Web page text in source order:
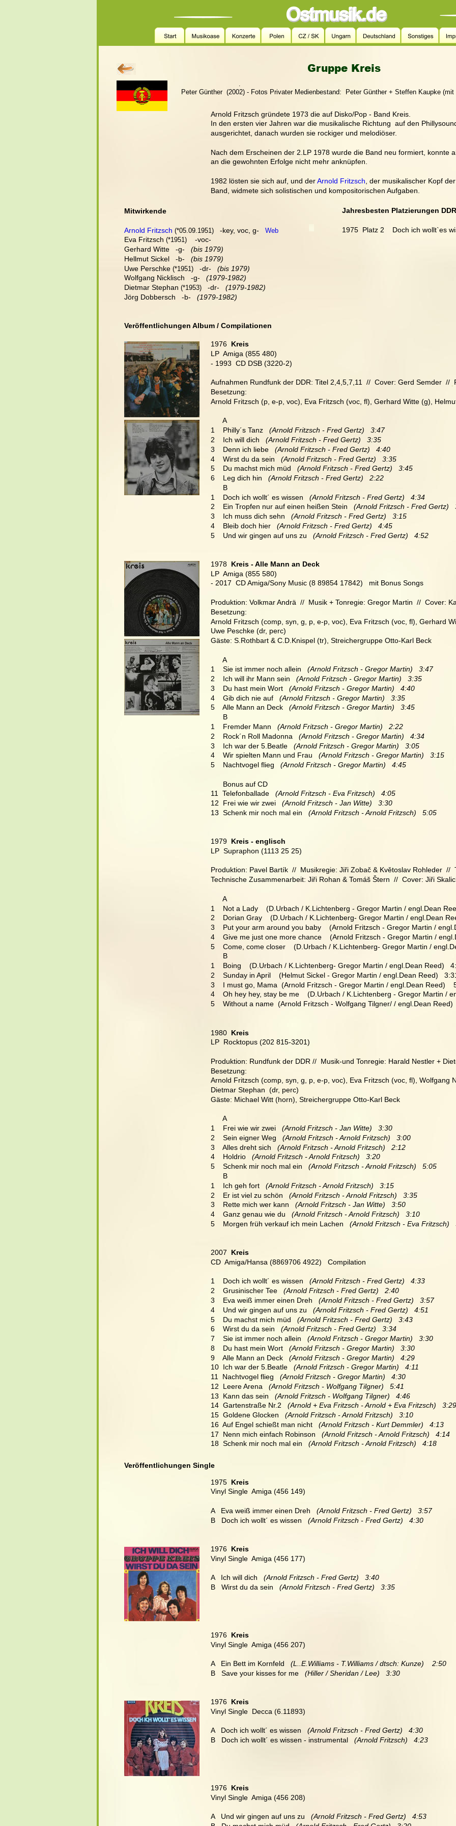
Gruppe Kreis
Peter Günther  (2002) - Fotos Privater Medienbestand:  Peter Günther + Steffen Kaupke (mit
.
Arnold Fritzsch gründete 1973 die auf Disko/Pop - Band Kreis.
In den ersten vier Jahren war die musikalische Richtung  auf den
ausgerichtet, danach wurden sie rockiger und melodiöser.
Nach dem Erscheinen der 2.LP 1978 wurde die Band neu formiert, konnte
an die gewohnten Erfolge nicht mehr anknüpfen.
1982 lösten sie sich auf, und der Arnold Fritzsch , der musikalischer Kopf
Band, widmete sich solistischen und kompositorischen Aufgaben.
Mitwirkende
Arnold Fritzsch (*05.09.1951)
   -key, voc, g-
Web
Eva Fritzsch (*1951) -voc-
Gerhard Witte   -g- (bis 1979)
Hellmut Sickel   -b- (bis 1979)
Uwe Perschke (*1951)
   -dr-
(bis 1979)
Wolfgang Nicklisch   -g- (1979-1982)
Dietmar Stephan (*1953)
   -dr-
(1979-1982)
Jörg Dobbersch   -b-
(1979-1982)
Veröffentlichungen Album / Compilationen
1976 Kreis
LP  Amiga (855 480)
- 1993  CD DSB (3220-2)
Aufnahmen Rundfunk der DDR: Titel 2,4,5,7,11  //  Cover: Gerd Semder  //
Besetzung:
Arnold Fritzsch (p, e-p, voc), Eva Fritzsch (voc, fl), Gerhard Witte (g),
      A
1    Philly´s Tanz
(Arnold Fritzsch - Fred Gertz)   3:47
2    Ich will dich (Arnold Fritzsch - Fred Gertz)   3:35
3    Denn ich liebe (Arnold Fritzsch - Fred Gertz)   4:40
4    Wirst du da sein (Arnold Fritzsch - Fred Gertz)   3:35
5    Du machst mich müd
(Arnold Fritzsch - Fred Gertz)   3:45
6    Leg dich hin (Arnold Fritzsch - Fred Gertz)   2:22
      B
1    Doch ich wollt´ es wissen (Arnold Fritzsch - Fred Gertz)   4:34
2    Ein Tropfen nur auf einen heißen Stein (Arnold Fritzsch - Fred Gertz)
3    Ich muss dich sehn (Arnold Fritzsch - Fred Gertz)   3:15
4    Bleib doch hier
(Arnold Fritzsch - Fred Gertz)   4:45
5    Und wir gingen auf uns zu (Arnold Fritzsch - Fred Gertz)   4:52
1978
  Kreis - Alle Mann an Deck
LP  Amiga (855 580)
- 2017  CD Amiga/Sony Music (8 89854 17842)   mit Bonus Songs
Produktion: Volkmar Andrä  //  Musik + Tonregie: Gregor Martin  //  Cover:
Besetzung:
Arnold Fritzsch (comp, syn, g, p, e-p, voc), Eva Fritzsch (voc, fl), Gerhard
Uwe Peschke (dr, perc)
Gäste: S.Rothbart & C.D.Knispel (tr), Streichergruppe Otto-Karl Beck
      A
1    Sie ist immer noch allein
(Arnold Fritzsch - Gregor Martin)   3:47
2    Ich will ihr Mann sein
(Arnold Fritzsch - Gregor Martin)   3:35
3    Du hast mein Wort (Arnold Fritzsch - Gregor Martin)   4:40
4    Gib dich nie auf (Arnold Fritzsch - Gregor Martin)   3:35
5    Alle Mann an Deck
(Arnold Fritzsch - Gregor Martin)   3:45
      B
1    Fremder Mann
(Arnold Fritzsch - Gregor Martin)   2:22
2    Rock´n Roll Madonna
(Arnold Fritzsch - Gregor Martin)   4:34
3    Ich war der 5.Beatle
(Arnold Fritzsch - Gregor Martin)   3:05
4    Wir spielten Mann und Frau
(Arnold Fritzsch - Gregor Martin)   3:15
5    Nachtvogel flieg
(Arnold Fritzsch - Gregor Martin)   4:45
      Bonus auf CD
11  Telefonballade
(Arnold Fritzsch - Eva Fritzsch)   4:05
12  Frei wie wir zwei (Arnold Fritzsch - Jan Witte)   3:30
13  Schenk mir noch mal ein (Arnold Fritzsch - Arnold Fritzsch)   5:05
1979
  Kreis - englisch
LP  Supraphon (1113 25 25)
Produktion: Pavel Bartík  //  Musikregie: Jiři Zobač & Květoslav Rohleder  //
Technische Zusammenarbeit: Jiři Rohan & Tomáš Štern  //  Cover: Jiři
      A
1    Not a Lady    (D.Urbach / K.Lichtenberg - Gregor Martin / engl.Dean
2    Dorian Gray    (D.Urbach / K.Lichtenberg- Gregor Martin / engl.Dean
3    Put your arm around you baby    (Arnold Fritzsch - Gregor Martin /
4    Give me just one more chance    (Arnold Fritzsch - Gregor Martin /
5    Come, come closer    (D.Urbach / K.Lichtenberg- Gregor Martin /
      B
1    Boing    (D.Urbach / K.Lichtenberg- Gregor Martin / engl.Dean Reed)
2    Sunday in April    (Helmut Sickel - Gregor Martin / engl.Dean Reed)
3    I must go, Mama  (Arnold Fritzsch - Gregor Martin / engl.Dean Reed)
4    Oh hey hey, stay be me    (D.Urbach / K.Lichtenberg - Gregor Martin /
5    Without a name  (Arnold Fritzsch - Wolfgang Tilgner/ / engl.Dean Reed)
1980
  Kreis
LP  Rocktopus (202 815-3201)
Produktion: Rundfunk der DDR //  Musik-und Tonregie: Harald Nestler +
Besetzung:
Arnold Fritzsch (comp, syn, g, p, e-p, voc), Eva Fritzsch (voc, fl), Wolfgang
Dietmar Stephan  (dr, perc)
Gäste: Michael Witt (horn), Streichergruppe Otto-Karl Beck
      A
1    Frei wie wir zwei
(Arnold Fritzsch - Jan Witte)   3:30
2    Sein eigner Weg
(Arnold Fritzsch - Arnold Fritzsch)   3:00
3    Alles dreht sich (Arnold Fritzsch - Arnold Fritzsch)   2:12
4    Holdrio (Arnold Fritzsch - Arnold Fritzsch)   3:20
5    Schenk mir noch mal ein (Arnold Fritzsch - Arnold Fritzsch)   5:05
      B
1    Ich geh fort
(Arnold Fritzsch - Arnold Fritzsch)   3:15
2    Er ist viel zu schön (Arnold Fritzsch - Arnold Fritzsch)   3:35
3    Rette mich wer kann (Arnold Fritzsch - Jan Witte)   3:50
4    Ganz genau wie du (Arnold Fritzsch - Arnold Fritzsch)   3:10
5    Morgen früh verkauf ich mein Lachen
(Arnold Fritzsch - Eva Fritzsch)
2007
  Kreis
CD  Amiga/Hansa (8869706 4922)   Compilation
1    Doch ich wollt´ es wissen
(Arnold Fritzsch - Fred Gertz)   4:33
2    Grusinischer Tee (Arnold Fritzsch - Fred Gertz)   2:40
3    Eva weiß immer einen Dreh
(Arnold Fritzsch - Fred Gertz)   3:57
4    Und wir gingen auf uns zu
  (Arnold Fritzsch - Fred Gertz)   4:51
5    Du machst mich müd (Arnold Fritzsch - Fred Gertz)   3:43
6    Wirst du da sein
(Arnold Fritzsch - Fred Gertz)   3:34
7    Sie ist immer noch allein
(Arnold Fritzsch - Gregor Martin)   3:30
8    Du hast mein Wort
(Arnold Fritzsch - Gregor Martin)   3:30
9    Alle Mann an Deck
(Arnold Fritzsch - Gregor Martin)   4:29
10  Ich war der 5.Beatle
(Arnold Fritzsch - Gregor Martin)   4:11
11  Nachtvogel flieg (Arnold Fritzsch - Gregor Martin)   4:30
12  Leere Arena
  (Arnold Fritzsch - Wolfgang Tilgner)   5:41
13  Kann das sein (Arnold Fritzsch - Wolfgang Tilgner)   4:46
14  Gartenstraße Nr.2 (Arnold + Eva Fritzsch - Arnold + Eva Fritzsch)   3:29
15  Goldene Glocken
(Arnold Fritzsch - Arnold Fritzsch)   3:10
16  Auf Engel schießt man nicht (Arnold Fritzsch - Kurt Demmler)   4:13
17  Nenn mich einfach Robinson (Arnold Fritzsch - Arnold Fritzsch)   4:14
18  Schenk mir noch mal ein (Arnold Fritzsch - Arnold Fritzsch)   4:18
1975 Kreis
Vinyl Single  Amiga (456 149)
A   Eva weiß immer einen Dreh (Arnold Fritzsch - Fred Gertz)   3:57
B   Doch ich wollt´ es wissen (Arnold Fritzsch - Fred Gertz)   4:30
1976
  Kreis
Vinyl Single  Amiga (456 177)
A   Ich will dich (Arnold Fritzsch - Fred Gertz)   3:40
B   Wirst du da sein
(Arnold Fritzsch - Fred Gertz)   3:35
1976 Kreis
Vinyl Single  Amiga (456 207)
A   Ein Bett im Kornfeld
(L..E.Williams - T.Williams / dtsch: Kunze)    2:50
B   Save your kisses for me
(Hiller / Sheridan / Lee)   3:30
1976 Kreis
Vinyl Single  Decca (6.11893)
A   Doch ich wollt´ es wissen (Arnold Fritzsch - Fred Gertz)   4:30
B   Doch ich wollt´ es wissen - instrumental
(Arnold Fritzsch)   4:23
1976
  Kreis
Vinyl Single  Amiga (456 208)
A   Und wir gingen auf uns zu (Arnold Fritzsch - Fred Gertz)   4:53
Veröffentlichungen Single
Jahresbesten Platzierungen
1975  Platz 2    Doch ich wollt`es